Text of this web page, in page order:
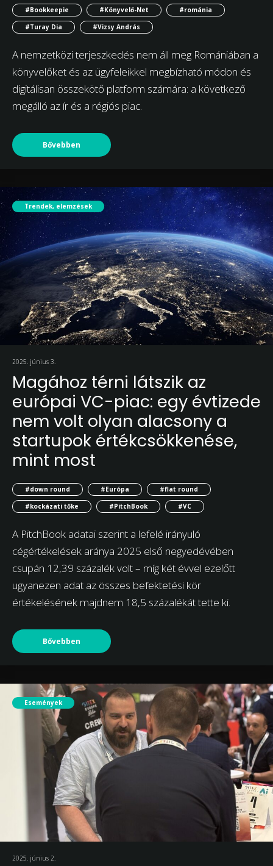
#Bookkeepie #Könyvelő-Net
#románia
#Turay Dia
#Vizsy András
A nemzetközi terjeszkedés nem áll meg Romániában a
könyvelőket és az ügyfeleikkel megbízható módon és
digitálisan összekötő platform számára: a következő
megálló az ír és a régiós piac.
Bővebben
Trendek, elemzések
2025. június 3.
Magához térni látszik az
európai VC-piac: egy évtizede
nem volt olyan alacsony a
startupok értékcsökkenése,
mint most
#down round #Európa
#flat round
#kockázati tőke
#PitchBook #VC
A PitchBook adatai szerint a lefelé irányuló
cégértékelések aránya 2025 első negyedévében
csupán 12,39 százalék volt – míg két évvel ezelőtt
ugyanezen adat az összes befektetési kör
értékelésének majdnem 18,5 százalékát tette ki.
Bővebben
Események
2025. június 2.